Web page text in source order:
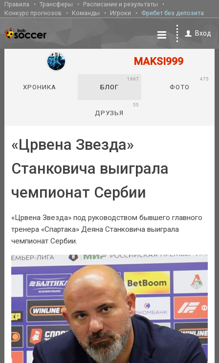
Правила Трансферы
Расписание и результаты
Конкурс прогнозов
Команды Игроки Фрибет без депозита
Вход
MAKSI999
ХРОНИКА БЛОГ
1667
ФОТО
475
ДРУЗЬЯ
55
«Црвена Звезда»
Станковича выиграла
чемпионат Сербии
«Црвена Звезда» под руководством бывшего главного
тренера «Спартака» Деяна Станковича выиграла
чемпионат Сербии.